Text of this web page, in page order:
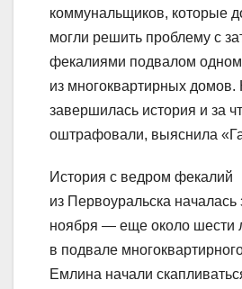
коммунальщиков, которые
могли решить проблему с
фекалиями подвалом одном
из многоквартирных домов.
завершилась история и за
оштрафовали, выяснила
История с ведром фекалий
из Первоуральска началась
ноября — еще около шести
в подвале
Емлина начали